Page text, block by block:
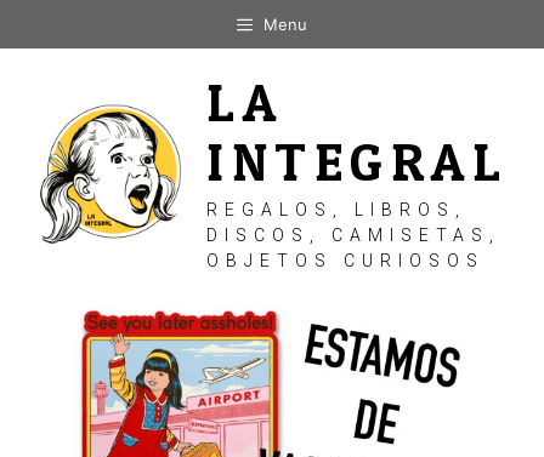
al
Menu
LA
INTEGRAL
REGALOS, LIBROS,
DISCOS, CAMISETAS,
OBJETOS CURIOSOS